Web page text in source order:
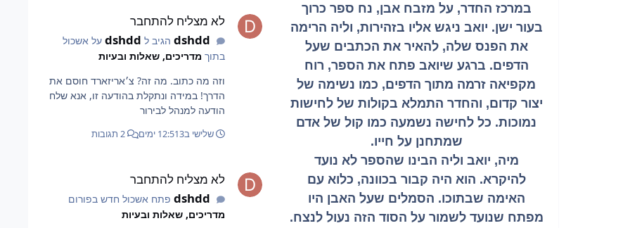
במרכז החדר, על מזבח אבן, נח ספר כרוך
בעור ישן. יואב ניגש אליו בזהירות, וליה הרימה
את הפנס שלה, להאיר את הכתבים שעל
הדפים. ברגע שיואב פתח את הספר, רוח
מקפיאה זרמה מתוך הדפים, כמו נשימה של
יצור קדום, והחדר התמלא בקולות של לחישות
נמוכות. כל לחישה נשמעה כמו קול של אדם
שמתחנן על חייו.
מיה, יואב וליה הבינו שהספר לא נועד
להיקרא. הוא היה קבור בכוונה, כלוא עם
האימה שבתוכו. הסמלים שעל האבן היו
מפתח שנועד לשמור על הסוד הזה נעול לנצח.
לא מצליח להתחבר
dshddהגיב ל dshddעל אשכול
בתוך מדריכים, שאלות ובעיות
וזה מה כתוב. מה זה? צ׳אריזארד חוסם את
הדרך! במידה ונתקלת בהודעה זו, אנא שלח
הודעה למנהל לבירור
שלישי ב12:513 ימים 2 תגובות
לא מצליח להתחבר
dshddפתח אשכול חדש בפורום
מדריכים, שאלות ובעיות